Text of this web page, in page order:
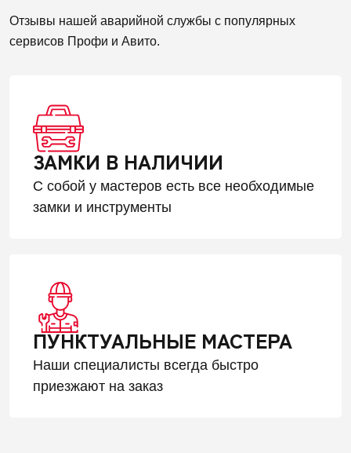
Отзывы нашей аварийной службы с популярных
сервисов Профи и Авито.
ЗАМКИ В НАЛИЧИИ
С собой у мастеров есть все необходимые
замки и инструменты
ПУНКТУАЛЬНЫЕ МАСТЕРА
Наши специалисты всегда быстро
приезжают на заказ